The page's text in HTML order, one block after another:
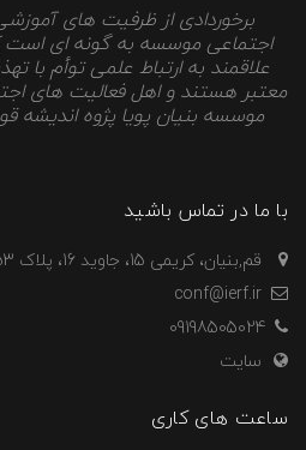
برخوردادی از ظرفیت های
اجتماعی موسسه به گونه ای
علاقمند به ارتباط علمی توأم
معتبر هستند و اهل فعالیت های
موسسه بنیان پویا پژوه اندیشه
با ما در تماس باشید
قم,بنیان، کریمی 15، جاوید 16، پلاک 53
09198505024
سایت
ساعت های کاری